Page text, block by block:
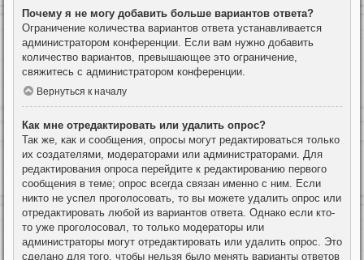
Почему я не могу добавить больше вариантов ответа?
Ограничение количества вариантов ответа устанавливается
администратором конференции. Если вам нужно добавить
количество вариантов, превышающее это ограничение,
свяжитесь с администратором конференции.
Вернуться к началу
Как мне отредактировать или удалить опрос?
Так же, как и сообщения, опросы могут редактироваться только
их создателями, модераторами или администраторами. Для
редактирования опроса перейдите к редактированию первого
сообщения в теме; опрос всегда связан именно с ним. Если
никто не успел проголосовать, то вы можете удалить опрос или
отредактировать любой из вариантов ответа. Однако если кто-
то уже проголосовал, то только модераторы или
администраторы могут отредактировать или удалить опрос. Это
сделано для того, чтобы нельзя было менять варианты ответов